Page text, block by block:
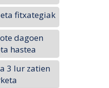
fitxategiak
dagoen
hastea
3 lur zatien